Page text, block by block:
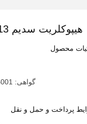
هیپوکلریت سدیم 13 درصد درجه غذایی 7681 52 9
محصول
گواهی: ISO9001；ISO45001；ISO14001；ISO5001
پرداخت و حمل و نقل